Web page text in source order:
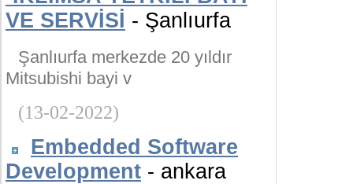
VE SERVİSİ - Şanlıurfa
Şanlıurfa merkezde 20 yıldır
Mitsubishi bayi v
(13-02-2022)
Embedded Software
Development - ankara